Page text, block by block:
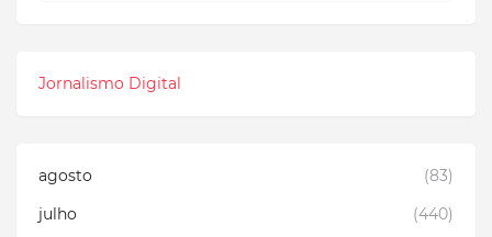
Jornalismo Digital
agosto
(83)
julho
(440)